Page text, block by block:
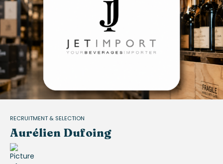
RECRUITMENT & SELECTION
Aurélien Dufoing